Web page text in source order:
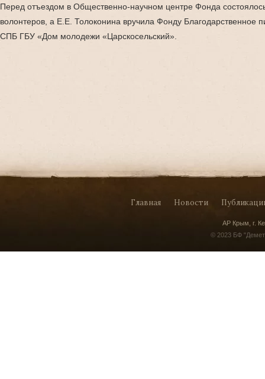
Перед отъездом в Общественно-научном центре Фонда
волонтеров, а Е.Е. Толоконина вручила Фонду Благодарственное
СПБ ГБУ «Дом молодежи «Царскосельский».
Главная Новости
АР Крым, г.
© 2023 БФ